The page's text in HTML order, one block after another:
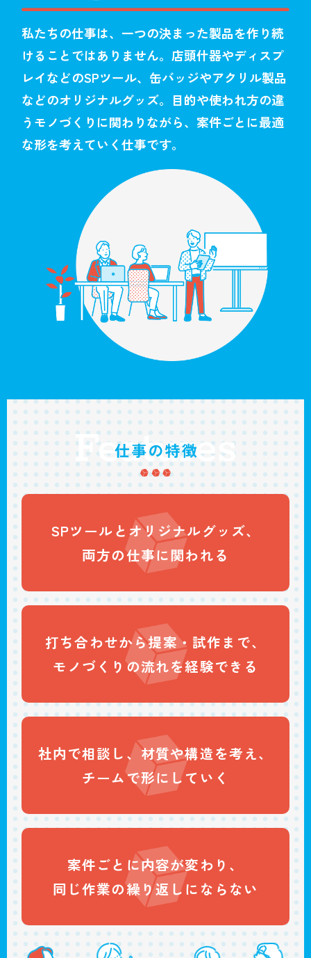
私たちの仕事は、 一つの決まった製品を作り続
けることではありません。 店頭什器やディスプ
レイなどのSPツール、 缶バッジやアクリル製品
などのオリジナルグッズ。 目的や使われ方の違
うモノづくりに関わりながら、 案件ごとに最適
な形を考えていく仕事です。
SPツールと オリジナルグッズ、
両方の仕事に関われる
打ち合わせから提案・試作まで、
モノづくりの流れを経験できる
社内で相談し、材質や構造を考え、
チームで形にしていく
案件ごとに内容が変わり、
同じ作業の繰り返しにならない